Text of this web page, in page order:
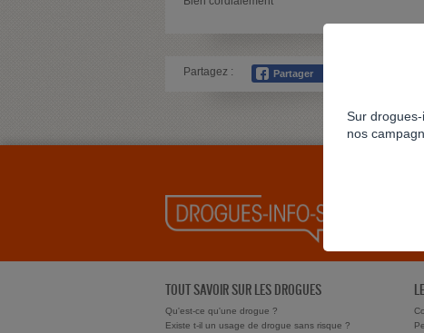
Partagez :
TOUT SAVOIR SUR LES DROGUES
Qu'est-ce qu'une drogue ?
Existe t-il un usage de drogue sans risque ?
Sur
nos